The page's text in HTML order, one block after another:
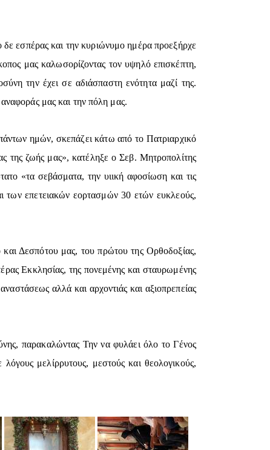
εσπέρας και την κυριώνυμο ημέρα προεξήρχε
μας καλωσορίζοντας τον υψηλό επισκέπτη,
την έχει σε αδιάσπαστη ενότητα μαζί της.
μας και την πόλη μας.
ημών, σκεπάζει κάτω από το Πατριαρχικό
της ζωής μας», κατέληξε ο Σεβ. Μητροπολίτης
«τα σεβάσματα, την υιική αφοσίωση και τις
των επετειακών εορτασμών 30 ετών ευκλεούς,
Δεσπότου μας, του πρώτου της Ορθοδοξίας,
Εκκλησίας, της πονεμένης και σταυρωμένης
αλλά και αρχοντιάς και αξιοπρεπείας
παρακαλώντας Την να φυλάει όλο το Γένος
μελίρρυτους, μεστούς και θεολογικούς,